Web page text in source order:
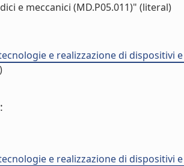
e meccanici (MD.P05.011)" (literal)
e realizzazione di dispositivi
e realizzazione di dispositivi